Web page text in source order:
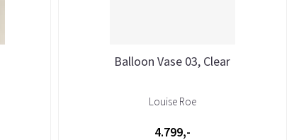
Balloon Vase 03, Clear
Louise Roe
4.799,-